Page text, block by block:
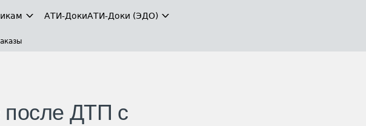
АТИ-ДокиАТИ-Доки (ЭДО)
после ДТП с